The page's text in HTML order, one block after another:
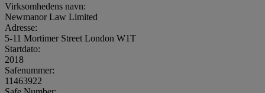
Virksomhedens navn:
Newmanor Law Limited
Adresse:
5-11 Mortimer Street London W1T
Startdato:
2018
Safenummer:
11463922